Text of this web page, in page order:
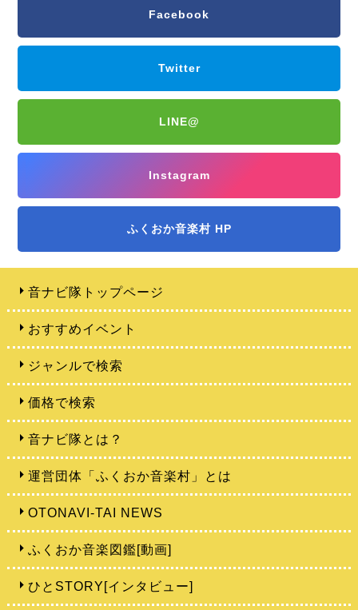
Facebook
Twitter
LINE@
Instagram
ふくおか音楽村 HP
音ナビ隊トップページ
おすすめイベント
ジャンルで検索
価格で検索
音ナビ隊とは？
運営団体「ふくおか音楽村」とは
OTONAVI-TAI NEWS
ふくおか音楽図鑑[動画]
ひとSTORY[インタビュー]